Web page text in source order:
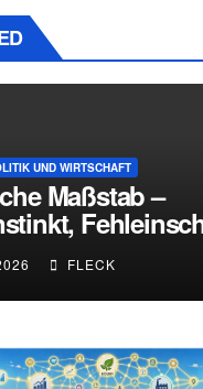
UND WIRTSCHAFT
Maßstab –
FLECK